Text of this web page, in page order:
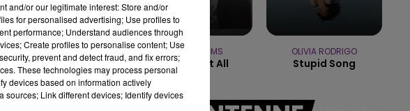
TEDDY SWIMS
Mr Know It All
OLIVIA RODRIGO
Stupid Song
and/or our legitimate interest: Store and/or
for personalised advertising; Use profiles to
performance; Understand audiences through
Create profiles to personalise content; Use
prevent and detect fraud, and fix errors;
These technologies may process personal
devices based on information actively
Link different devices; Identify devices